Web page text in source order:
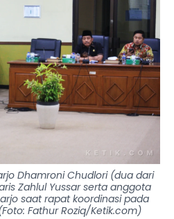
Dhamroni Chudlori (dua dari
Zahlul Yussar serta anggota
saat rapat koordinasi pada
Fathur Roziq/Ketik.com)